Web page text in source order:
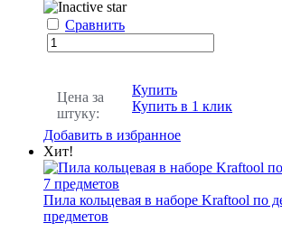
Сравнить
Цена за
штуку:
Купить
Купить в 1 клик
Добавить в избранное
Хит!
Пила кольцевая в наборе Kraftool по
предметов